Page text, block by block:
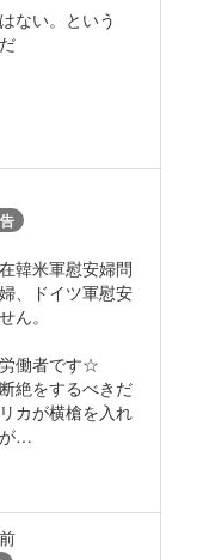
ない。という
韓米軍慰安婦問
、ドイツ軍慰安
ん。
働者です☆
絶をするべきだ
カが横槍を入れ
が…